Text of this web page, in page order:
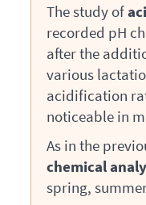
The study of
recorded pH
after the
various
acidification
noticeable in
As in the
chemical
spring,